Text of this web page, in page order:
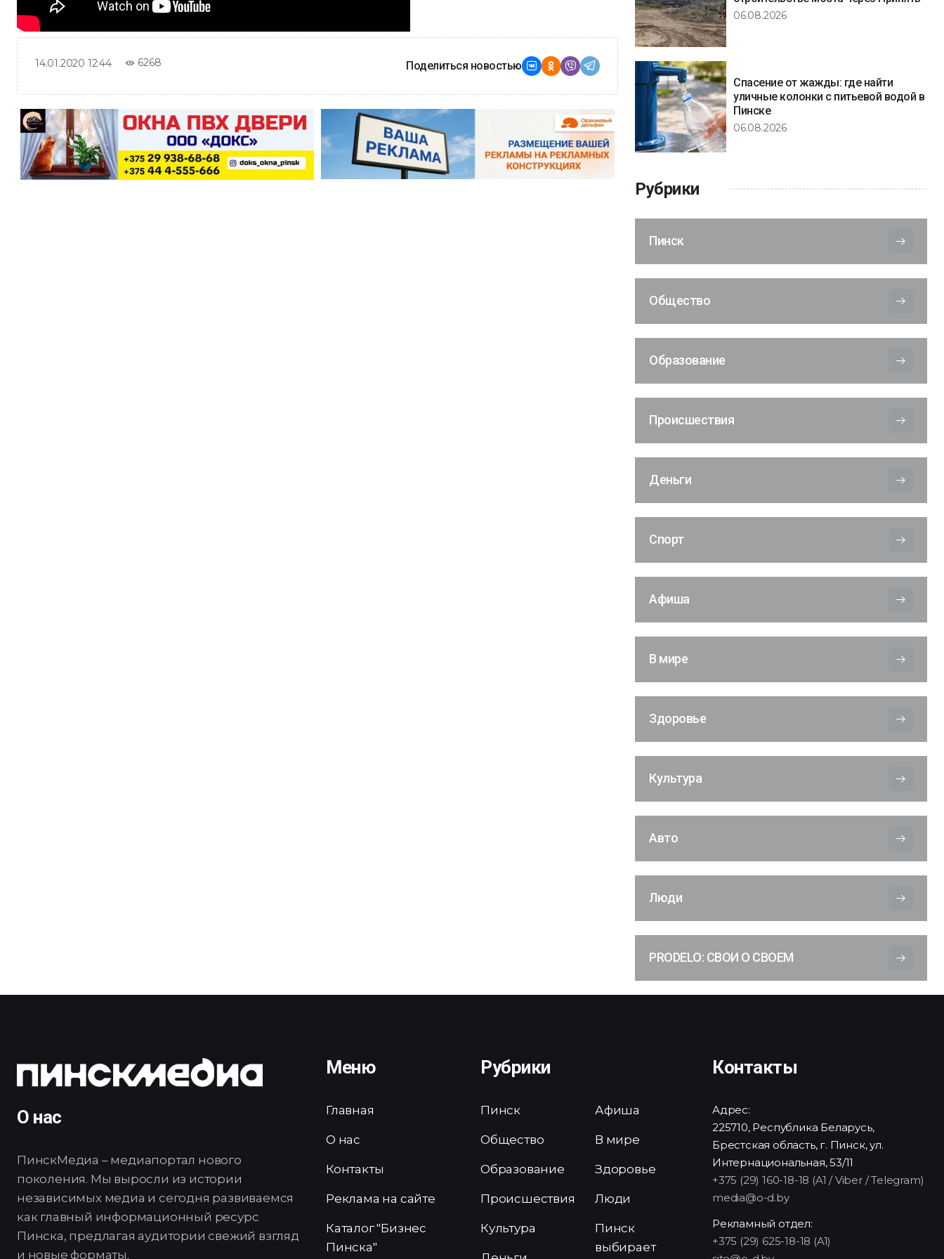
14.01.2020 12:44 6268 Поделиться новостью
06.08.2026
Спасение от жажды: где найти
уличные колонки с питьевой водой в
Пинске
06.08.2026
Рубрики
Пинск
Общество
Образование
Происшествия
Деньги
Спорт
Афиша
В мире
Здоровье
Культура
Авто
Люди
PRODELO: СВОИ О СВОЕМ
О нас
ПинскМедиа – медиапортал нового
поколения. Мы выросли из истории
независимых медиа и сегодня развиваемся
как главный информационный ресурс
Пинска, предлагая аудитории свежий взгляд
и новые форматы.
Меню
Главная
О нас
Контакты
Реклама на сайте
Каталог "Бизнес
Пинска"
Рубрики
Пинск
Общество
Образование
Происшествия
Культура
Афиша
В мире
Здоровье
Люди
Пинск
выбирает
Контакты
Адрес:
225710, Республика Беларусь,
Брестская область, г. Пинск, ул.
Интернациональная, 53/11
+375 (29) 160-18-18 (A1 / Viber / Telegram)
media@o-d.by
Рекламный отдел:
+375 (29) 625-18-18 (A1)